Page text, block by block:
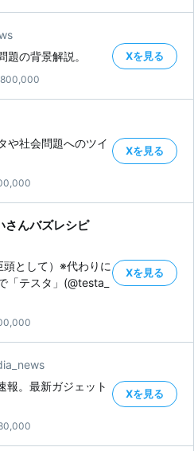
の背景解説。
Xを見る
や社会問題へのツイ
Xを見る
さんバズレシピ
頭として）※代わりに
「テスタ」(@testa_
Xを見る
報。最新ガジェット
Xを見る